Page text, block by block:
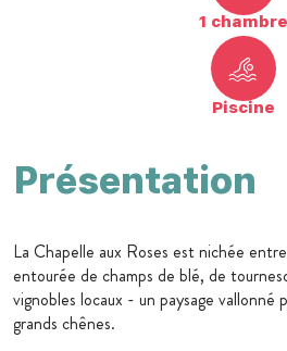
1 chambre
Piscine
Présentation
La Chapelle aux Roses est nichée
entourée de champs de blé, de
vignobles locaux - un paysage vallonné
grands chênes.